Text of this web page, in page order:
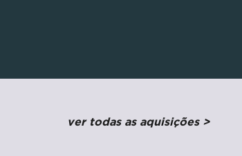
ver todas as aquisições >